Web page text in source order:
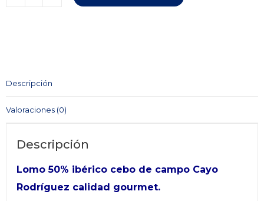
Campo
RODRÍGUEZ
Descripción
Valoraciones (0)
Descripción
Lomo 50% ibérico cebo de campo Cayo
Rodríguez calidad gourmet.